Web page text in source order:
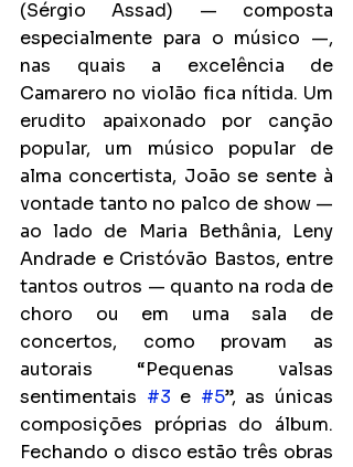
(Sérgio Assad) — composta
especialmente para o músico —,
nas quais a excelência de
Camarero no violão fica nítida. Um
erudito apaixonado por canção
popular, um músico popular de
alma concertista, João se sente à
vontade tanto no palco de show —
ao lado de Maria Bethânia, Leny
Andrade e Cristóvão Bastos, entre
tantos outros — quanto na roda de
choro ou em uma sala de
concertos, como provam as
autorais “Pequenas valsas
sentimentais #3 e #5”, as únicas
composições próprias do álbum.
Fechando o disco estão três obras